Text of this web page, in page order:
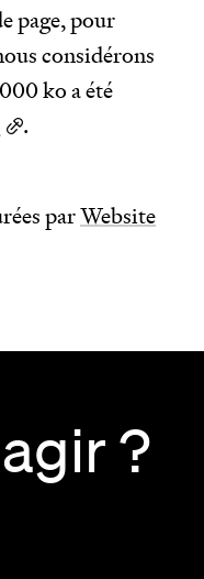
page, pour
considérons
ko a été
.
parWebsite
?